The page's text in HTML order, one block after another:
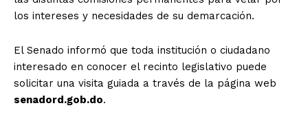
los intereses y necesidades de su demarcación.
El Senado informó que toda institución o ciudadano
interesado en conocer el recinto legislativo puede
solicitar una visita guiada a través de la página web
senadord.gob.do.